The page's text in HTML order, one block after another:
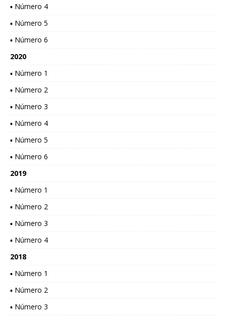
▪ Número 4
▪ Número 5
▪ Número 6
2020
▪ Número 1
▪ Número 2
▪ Número 3
▪ Número 4
▪ Número 5
▪ Número 6
2019
▪ Número 1
▪ Número 2
▪ Número 3
▪ Número 4
2018
▪ Número 1
▪ Número 2
▪ Número 3